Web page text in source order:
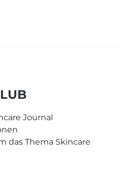
Journal
das Thema Skincare